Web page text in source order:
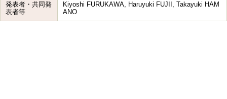
発表者・共同発
表者等
Kiyoshi FURUKAWA, Haruyuki FUJII, Takayuki HAM
ANO